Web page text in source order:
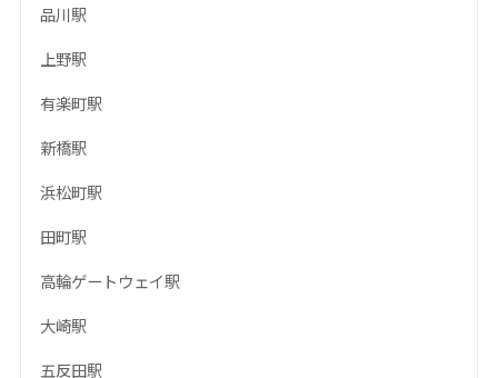
品川駅
上野駅
有楽町駅
新橋駅
浜松町駅
田町駅
高輪ゲートウェイ駅
大崎駅
五反田駅